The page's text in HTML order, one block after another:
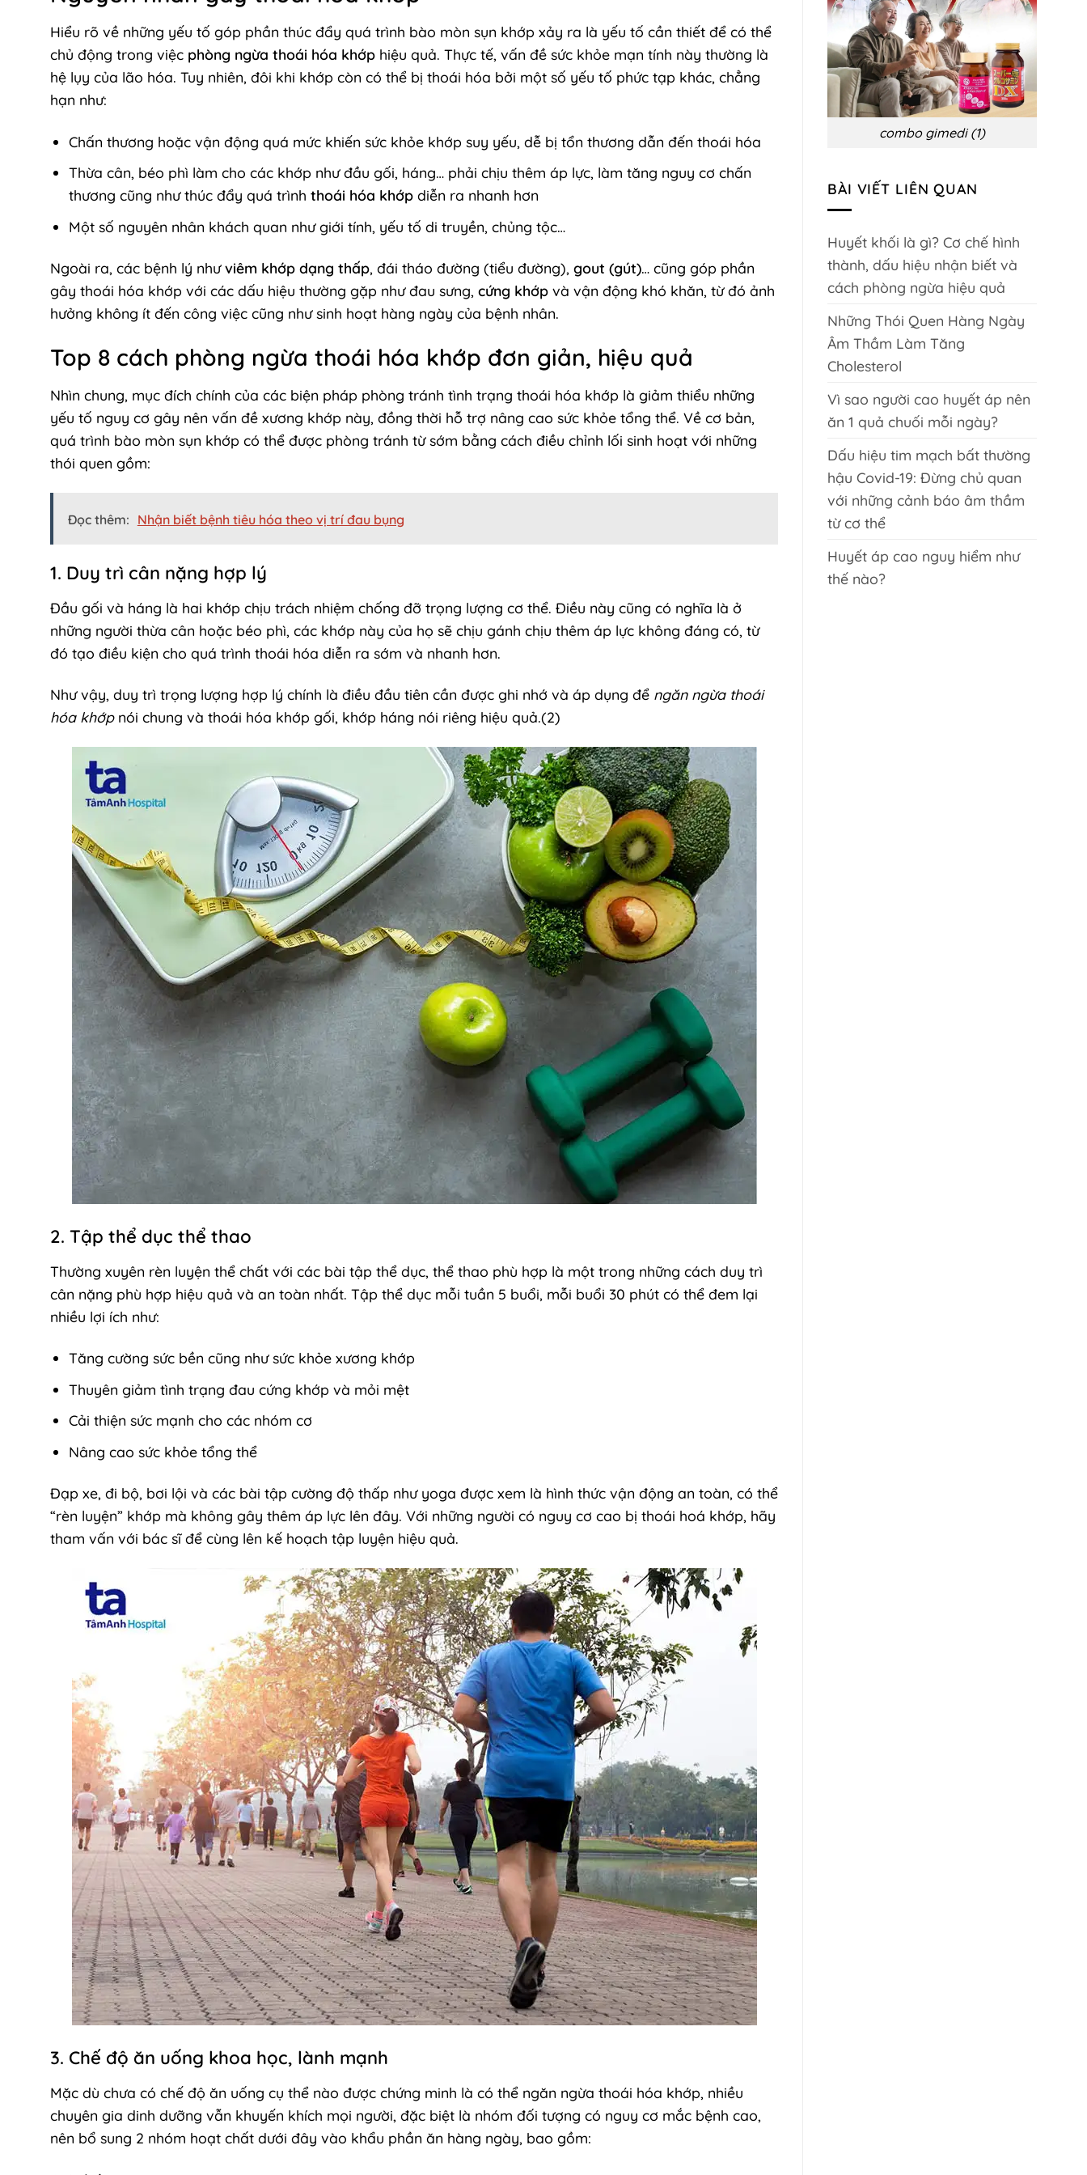
Hiểu rõ về những yếu tố góp phần thúc đẩy quá trình bào mòn sụn khớp xảy ra là yếu tố cần thiết để có thể
chủ động trong việc phòng ngừa thoái hóa khớp hiệu quả. Thực tế, vấn đề sức khỏe mạn tính này thường là
hệ lụy của lão hóa. Tuy nhiên, đôi khi khớp còn có thể bị thoái hóa bởi một số yếu tố phức tạp khác, chẳng
hạn như:
Chấn thương hoặc vận động quá mức khiến sức khỏe khớp suy yếu, dễ bị tổn thương dẫn đến thoái hóa
Thừa cân, béo phì làm cho các khớp như đầu gối, háng… phải chịu thêm áp lực, làm tăng nguy cơ chấn
thương cũng như thúc đẩy quá trình thoái hóa khớp diễn ra nhanh hơn
Một số nguyên nhân khách quan như giới tính, yếu tố di truyền, chủng tộc…
Ngoài ra, các bệnh lý nhưviêm khớp dạng thấp, đái tháo đường (tiểu đường), gout (gút)… cũng góp phần
gây thoái hóa khớp với các dấu hiệu thường gặp như đau sưng, cứng khớp và vận động khó khăn, từ đó ảnh
hưởng không ít đến công việc cũng như sinh hoạt hàng ngày của bệnh nhân.
Top 8 cách phòng ngừa thoái hóa khớp đơn giản, hiệu quả
Nhìn chung, mục đích chính của các biện pháp phòng tránh tình trạng thoái hóa khớp là giảm thiểu những
yếu tố nguy cơ gây nên vấn đề xương khớp này, đồng thời hỗ trợ nâng cao sức khỏe tổng thể. Về cơ bản,
quá trình bào mòn sụn khớp có thể được phòng tránh từ sớm bằng cách điều chỉnh lối sinh hoạt với những
thói quen gồm:
Đọc thêm: Nhận biết bệnh tiêu hóa theo vị trí đau bụng
1. Duy trì cân nặng hợp lý
Đầu gối và háng là hai khớp chịu trách nhiệm chống đỡ trọng lượng cơ thể. Điều này cũng có nghĩa là ở
những người thừa cân hoặc béo phì, các khớp này của họ sẽ chịu gánh chịu thêm áp lực không đáng có, từ
đó tạo điều kiện cho quá trình thoái hóa diễn ra sớm và nhanh hơn.
Như vậy, duy trì trọng lượng hợp lý chính là điều đầu tiên cần được ghi nhớ và áp dụng để ngăn ngừa thoái
hóa khớpnói chung và thoái hóa khớp gối, khớp háng nói riêng hiệu quả.(2)
2. Tập thể dục thể thao
Thường xuyên rèn luyện thể chất với các bài tập thể dục, thể thao phù hợp là một trong những cách duy trì
cân nặng phù hợp hiệu quả và an toàn nhất. Tập thể dục mỗi tuần 5 buổi, mỗi buổi 30 phút có thể đem lại
nhiều lợi ích như:
Tăng cường sức bền cũng như sức khỏe xương khớp
Thuyên giảm tình trạng đau cứng khớp và mỏi mệt
Cải thiện sức mạnh cho các nhóm cơ
Nâng cao sức khỏe tổng thể
Đạp xe, đi bộ, bơi lội và các bài tập cường độ thấp như yoga được xem là hình thức vận động an toàn, có thể
“rèn luyện” khớp mà không gây thêm áp lực lên đây. Với những người có nguy cơ cao bị thoái hoá khớp, hãy
tham vấn với bác sĩ để cùng lên kế hoạch tập luyện hiệu quả.
3. Chế độ ăn uống khoa học, lành mạnh
Mặc dù chưa có chế độ ăn uống cụ thể nào được chứng minh là có thể ngăn ngừa thoái hóa khớp, nhiều
chuyên gia dinh dưỡng vẫn khuyến khích mọi người, đặc biệt là nhóm đối tượng có nguy cơ mắc bệnh cao,
nên bổ sung 2 nhóm hoạt chất dưới đây vào khẩu phần ăn hàng ngày, bao gồm:
biến
chứng
và
phòng
ngừa
combo gimedi (1)
BÀI VIẾT LIÊN QUAN
Huyết khối là gì? Cơ chế hình
thành, dấu hiệu nhận biết và
cách phòng ngừa hiệu quả
Những Thói Quen Hàng Ngày
Âm Thầm Làm Tăng
Cholesterol
Vì sao người cao huyết áp nên
ăn 1 quả chuối mỗi ngày?
Dấu hiệu tim mạch bất thường
hậu Covid-19: Đừng chủ quan
với những cảnh báo âm thầm
từ cơ thể
Huyết áp cao nguy hiểm như
thế nào?